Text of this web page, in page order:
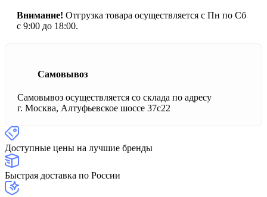
Внимание! Отгрузка товара осуществляется с Пн по Сб
с 9:00 до 18:00.
Самовывоз
Самовывоз осуществляется со склада по адресу
г. Москва, Алтуфьевское шоссе 37с22
Доступные цены на лучшие бренды
Быстрая доставка по России